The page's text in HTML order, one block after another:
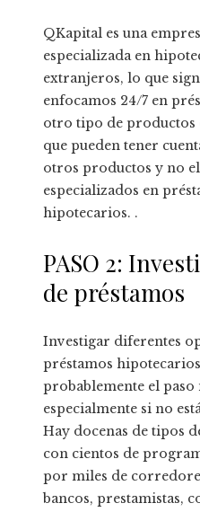
QKapital es una
especializada en
extranjeros, lo que
enfocamos 24/7 en
otro tipo de productos
que pueden tener
otros productos y no
especializados en
hipotecarios. .
PASO 2:
de préstamos
Investigar diferentes
préstamos hipotecarios
probablemente el
especialmente si no
Hay docenas de tipos
con cientos de
por miles de
bancos, prestamistas,